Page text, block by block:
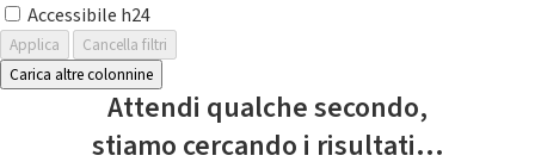
Accessibile h24
Applica
Cancella filtri
Carica altre colonnine
Attendi qualche secondo,
stiamo cercando i risultati...